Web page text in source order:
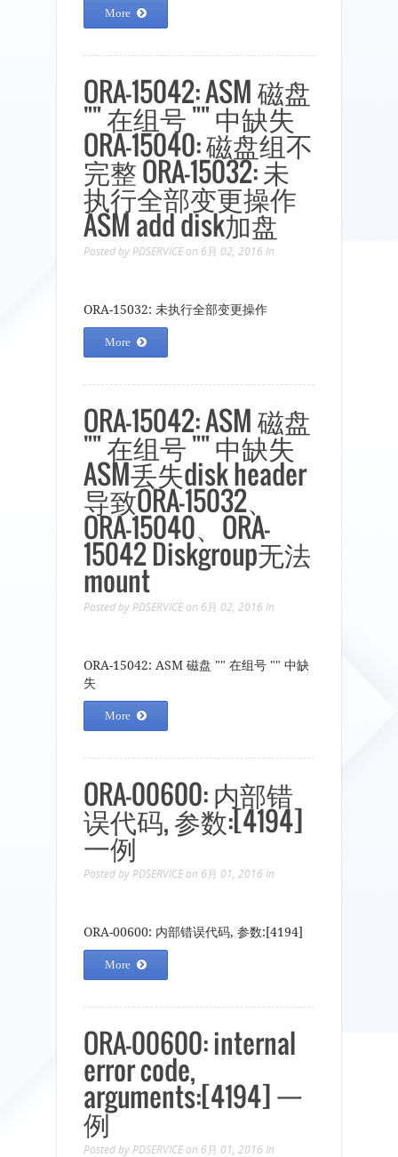
More
ORA-15042: ASM 磁盘
"" 在组号 "" 中缺失
ORA-15040: 磁盘组不
完整 ORA-15032: 未
执行全部变更操作
ASM add disk加盘
Posted by PDSERVICE on 6月 02, 2016 In
ORA-15032: 未执行全部变更操作
More
ORA-15042: ASM 磁盘
"" 在组号 "" 中缺失
ASM丢失disk header
导致ORA-15032、
ORA-15040、ORA-
15042 Diskgroup无法
mount
Posted by PDSERVICE on 6月 02, 2016 In
ORA-15042: ASM 磁盘 "" 在组号 "" 中缺
失
More
ORA-00600: 内部错
误代码, 参数:[4194]
一例
Posted by PDSERVICE on 6月 01, 2016 In
ORA-00600: 内部错误代码, 参数:[4194]
More
ORA-00600: internal
error code,
arguments:[4194] 一
例
Posted by PDSERVICE on 6月 01, 2016 In